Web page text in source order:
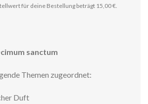
für deine Bestellung beträgt 15,00 €.
sanctum
Themen zugeordnet:
Duft